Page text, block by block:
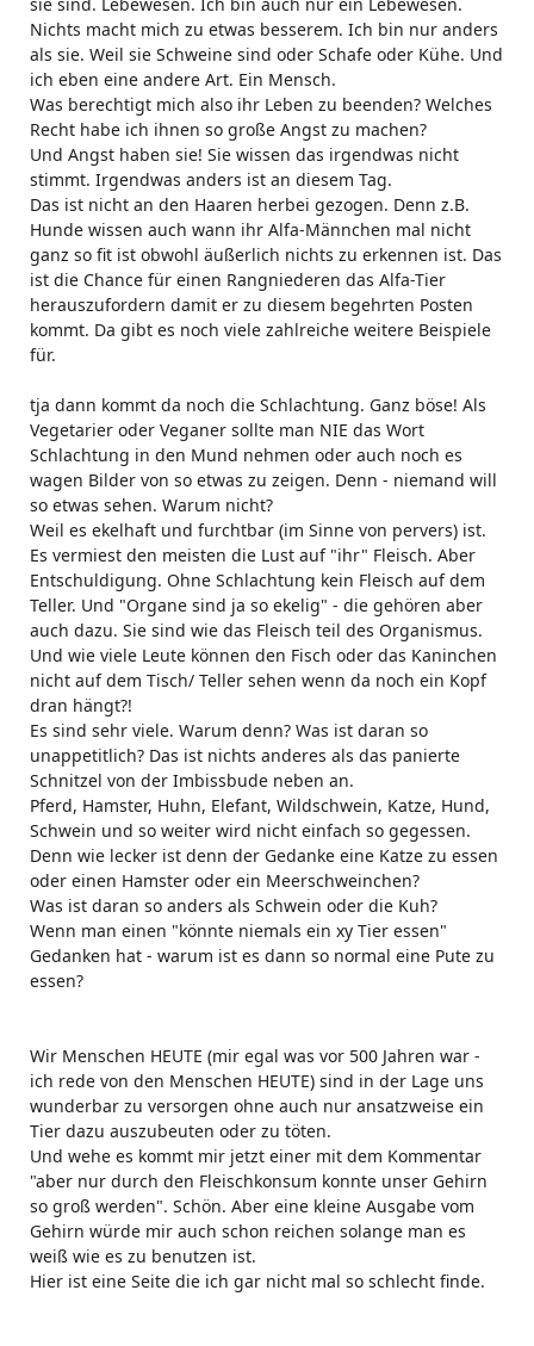
Nichts macht mich zu etwas besserem. Ich bin nur anders
als sie. Weil sie Schweine sind oder Schafe oder Kühe. Und
ich eben eine andere Art. Ein Mensch.
Was berechtigt mich also ihr Leben zu beenden? Welches
Recht habe ich ihnen so große Angst zu machen?
Und Angst haben sie! Sie wissen das irgendwas nicht
stimmt. Irgendwas anders ist an diesem Tag.
Das ist nicht an den Haaren herbei gezogen. Denn z.B.
Hunde wissen auch wann ihr Alfa-Männchen mal nicht
ganz so fit ist obwohl äußerlich nichts zu erkennen ist. Das
ist die Chance für einen Rangniederen das Alfa-Tier
herauszufordern damit er zu diesem begehrten Posten
kommt. Da gibt es noch viele zahlreiche weitere Beispiele
für.
tja dann kommt da noch die Schlachtung. Ganz böse! Als
Vegetarier oder Veganer sollte man NIE das Wort
Schlachtung in den Mund nehmen oder auch noch es
wagen Bilder von so etwas zu zeigen. Denn - niemand will
so etwas sehen. Warum nicht?
Weil es ekelhaft und furchtbar (im Sinne von pervers) ist.
Es vermiest den meisten die Lust auf "ihr" Fleisch. Aber
Entschuldigung. Ohne Schlachtung kein Fleisch auf dem
Teller. Und "Organe sind ja so ekelig" - die gehören aber
auch dazu. Sie sind wie das Fleisch teil des Organismus.
Und wie viele Leute können den Fisch oder das Kaninchen
nicht auf dem Tisch/ Teller sehen wenn da noch ein Kopf
dran hängt?!
Es sind sehr viele. Warum denn? Was ist daran so
unappetitlich? Das ist nichts anderes als das panierte
Schnitzel von der Imbissbude neben an.
Pferd, Hamster, Huhn, Elefant, Wildschwein, Katze, Hund,
Schwein und so weiter wird nicht einfach so gegessen.
Denn wie lecker ist denn der Gedanke eine Katze zu essen
oder einen Hamster oder ein Meerschweinchen?
Was ist daran so anders als Schwein oder die Kuh?
Wenn man einen "könnte niemals ein xy Tier essen"
Gedanken hat - warum ist es dann so normal eine Pute zu
essen?
Wir Menschen HEUTE (mir egal was vor 500 Jahren war -
ich rede von den Menschen HEUTE) sind in der Lage uns
wunderbar zu versorgen ohne auch nur ansatzweise ein
Tier dazu auszubeuten oder zu töten.
Und wehe es kommt mir jetzt einer mit dem Kommentar
"aber nur durch den Fleischkonsum konnte unser Gehirn
so groß werden". Schön. Aber eine kleine Ausgabe vom
Gehirn würde mir auch schon reichen solange man es
weiß wie es zu benutzen ist.
Hier ist eine Seite die ich gar nicht mal so schlecht finde.